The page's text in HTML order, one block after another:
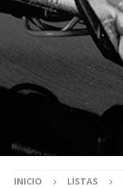
INICIO LISTAS